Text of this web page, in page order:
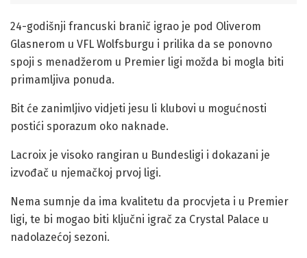
24-godišnji francuski branič igrao je pod Oliverom
Glasnerom u VFL Wolfsburgu i prilika da se ponovno
spoji s menadžerom u Premier ligi možda bi mogla biti
primamljiva ponuda.
Bit će zanimljivo vidjeti jesu li klubovi u mogućnosti
postići sporazum oko naknade.
Lacroix je visoko rangiran u Bundesligi i dokazani je
izvođač u njemačkoj prvoj ligi.
Nema sumnje da ima kvalitetu da procvjeta i u Premier
ligi, te bi mogao biti ključni igrač za Crystal Palace u
nadolazećoj sezoni.